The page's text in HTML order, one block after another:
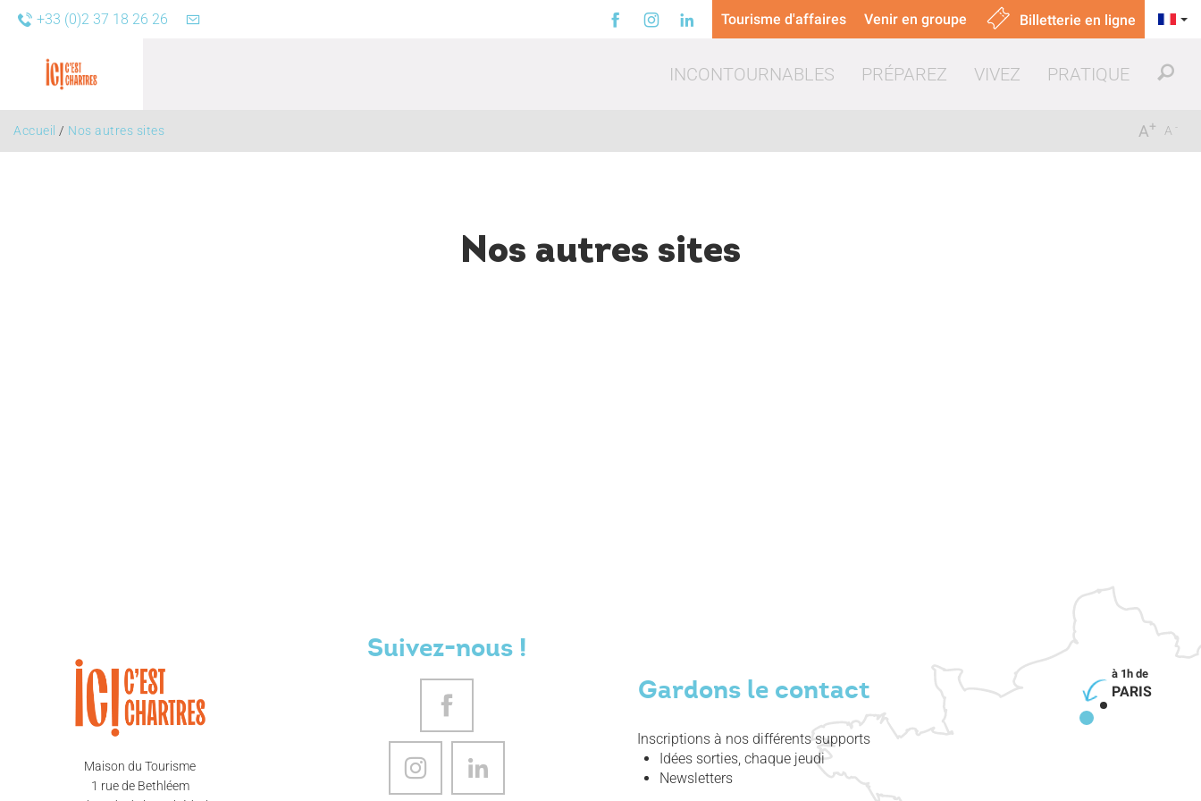
Tourisme d'affaires Venir en groupe Billetterie en ligne
+33 (0)2 37 18 26 26
INCONTOURNABLES PRÉPAREZ VIVEZ PRATIQUE
Accueil / Nos autres sites -
A
+
A
Nos autres sites
Maison du Tourisme
1 rue de Bethléem
Suivez-nous !
Gardons le contact
Inscriptions à nos différents supports
Idées sorties, chaque jeudi
Newsletters
PARIS